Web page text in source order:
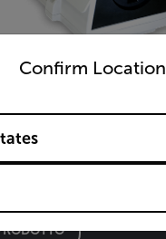
avanzato
per il monitoraggio
degli incendi
Confirm Location
country and